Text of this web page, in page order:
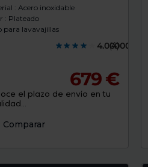
: Acero inoxidable
: Plateado
para lavavajillas
4.0000000
(4)
679 €
el plazo de envío en tu
Comparar